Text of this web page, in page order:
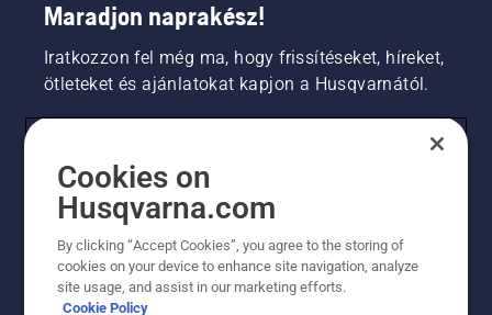
Maradjon naprakész!
Iratkozzon fel még ma, hogy frissítéseket, híreket,
ötleteket és ajánlatokat kapjon a Husqvarnától.
PROFESSZIONÁLIS
Cookies on
Husqvarna.com
By clicking “Accept Cookies”, you agree to the storing of
cookies on your device to enhance site navigation, analyze
site usage, and assist in our marketing efforts.
Cookie Policy